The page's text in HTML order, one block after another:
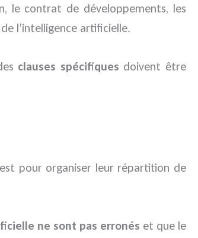
le contrat de développements, les
l’intelligence artificielle.
clauses spécifiques doivent être
pour organiser leur répartition de
ne sont pas erronés et que le